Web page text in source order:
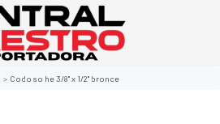
Codo so he 3/8" x 1/2" bronce